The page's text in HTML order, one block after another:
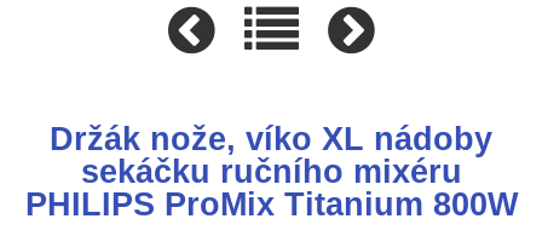
Držák nože, víko XL nádoby
sekáčku ručního mixéru
PHILIPS ProMix Titanium 800W